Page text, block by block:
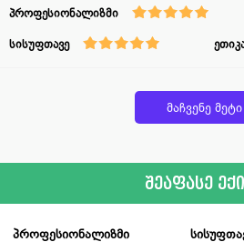
პროფესიონალიზმი
სისუფთავე
მაჩვენე მეტი
შეაფასე
პროფესიონალიზმი